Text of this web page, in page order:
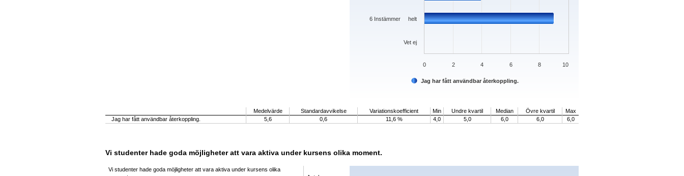
Jag har fått användbar återkoppling.
Vet ej
6 Instämmer helt
0 2 4 6 8 10
Medelvärde
Standardavvikelse Variationskoefficient Min Undre kvartil Median Övre kvartil
Max
Jag har fått användbar återkoppling.
5,6 0,6 11,6 % 4,0 5,0 6,0 6,0 6,0
Vi studenter hade goda möjligheter att vara aktiva under kursens olika moment.
Vi studenter hade goda möjligheter att vara aktiva under kursens olika
Chart